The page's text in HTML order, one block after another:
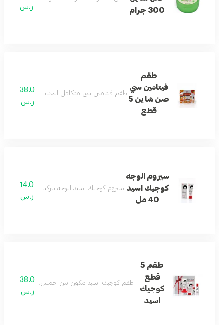
300 جرام
ر.س
طقم
فيتامين سي
صن شاين 5
قطع
طقم فيتامين سي متكامل للعناية بالبشرة يساعد
38.0
ر.س
سيروم الوجه
كوجيك اسيد
40 مل
سيروم كوجيك اسيد للوجه بتركيبة خفيفة يساعد
14.0
ر.س
طقم 5
قطع
كوجيك
اسيد
طقم كوجيك اسيد مكون من خمس قطع للعناية
38.0
ر.س